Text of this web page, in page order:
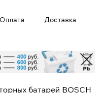
Оплата Доставка
батарей BOSCH